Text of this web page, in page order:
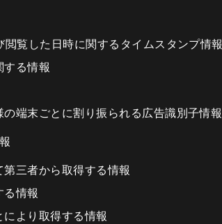
閲覧した日時に関するタイムスタンプ情報
する情報
の端末ごとに割り振られる広告識別子情報
三者から取得する情報
る情報
より取得する情報